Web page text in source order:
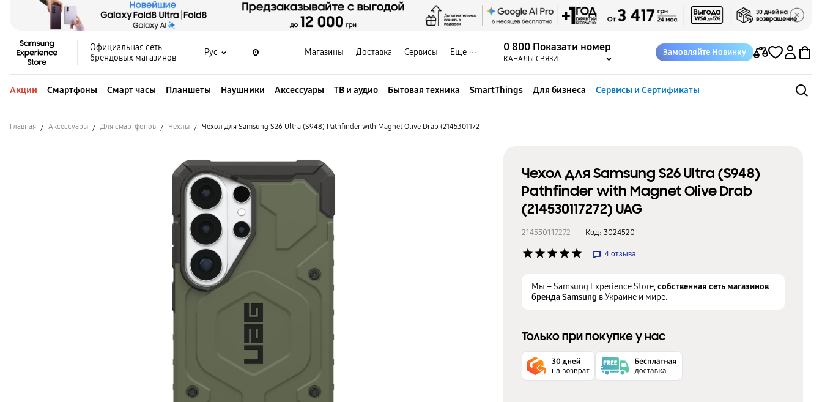
Официальная сеть
брендовых магазинов
Рус Магазины Доставка Сервисы Еще 0 800 Показати номер
КАНАЛЫ СВЯЗИ
Замовляйте Новинку
Акции Смартфоны Смарт часы Планшеты Наушники Аксессуары ТВ и аудио Бытовая техника SmartThings Для бизнеса Сервисы и Сертификаты
Главная Аксессуары Для смартфонов Чехлы Чехол для Samsung S26 Ultra (S948) Pathfinder with Magnet Olive Drab (2145301172
Чехол для Samsung S26 Ultra (S948)
Pathfinder with Magnet Olive Drab
(214530117272) UAG
214530117272 Код: 3024520
star star star star star 4 отзыва
Мы – Samsung Experience Store,собственная сеть магазинов
бренда Samsung в Украине и мире.
Только при покупке у нас